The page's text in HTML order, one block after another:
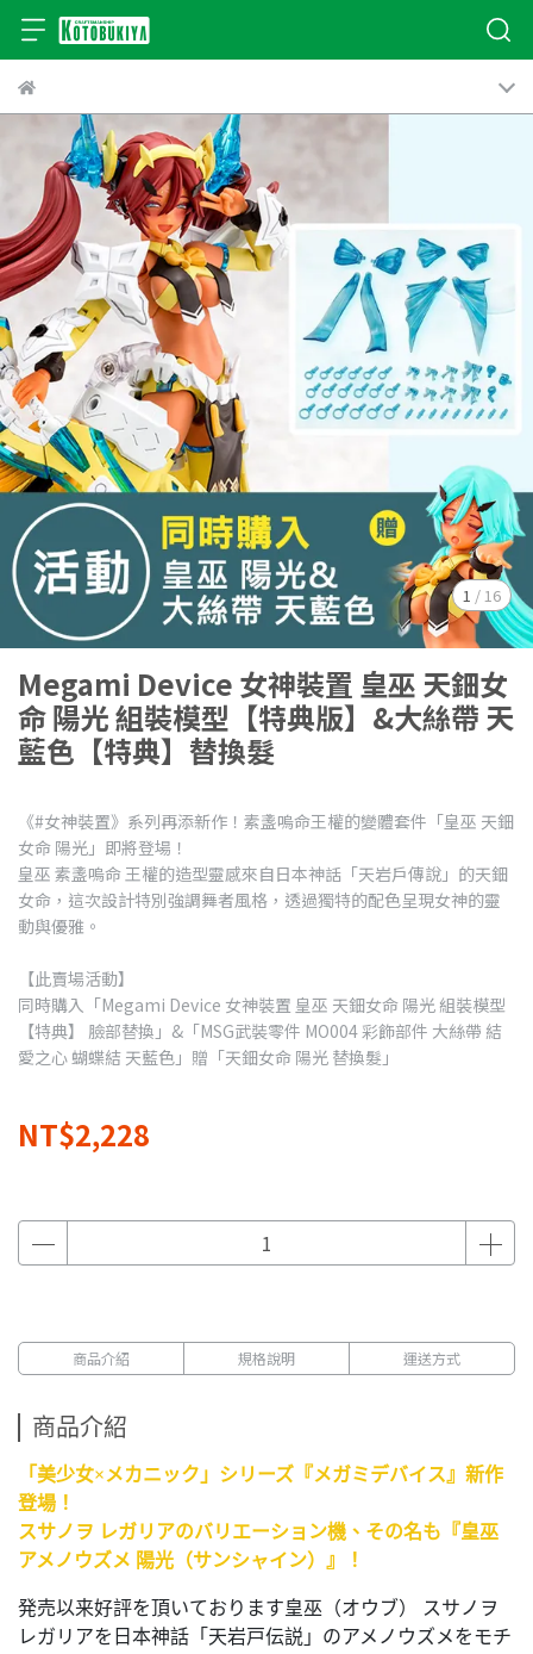
1 / 16
Megami Device 女神裝置 皇巫 天鈿女
命 陽光 組裝模型【特典版】&大絲帶 天
藍色【特典】替換髮
《#女神裝置》系列再添新作！素盞嗚命王權的變體套件「皇巫 天鈿
女命 陽光」即將登場！
皇巫 素盞嗚命 王權的造型靈感來自日本神話「天岩戶傳說」的天鈿
女命，這次設計特別強調舞者風格，透過獨特的配色呈現女神的靈
動與優雅。
【此賣場活動】
同時購入「Megami Device 女神裝置 皇巫 天鈿女命 陽光 組裝模型
【特典】 臉部替換」&「MSG武裝零件 MO004 彩飾部件 大絲帶 結
愛之心 蝴蝶結 天藍色」贈「天鈿女命 陽光 替換髮」
NT$2,228
商品介紹 規格說明 運送方式
商品介紹
「美少女×メカニック」シリーズ『メガミデバイス』新作
登場！
スサノヲ レガリアのバリエーション機、その名も『皇巫
アメノウズメ 陽光（サンシャイン）』！
発売以来好評を頂いております皇巫（オウブ） スサノヲ
レガリアを日本神話「天岩戸伝説」のアメノウズメをモチ